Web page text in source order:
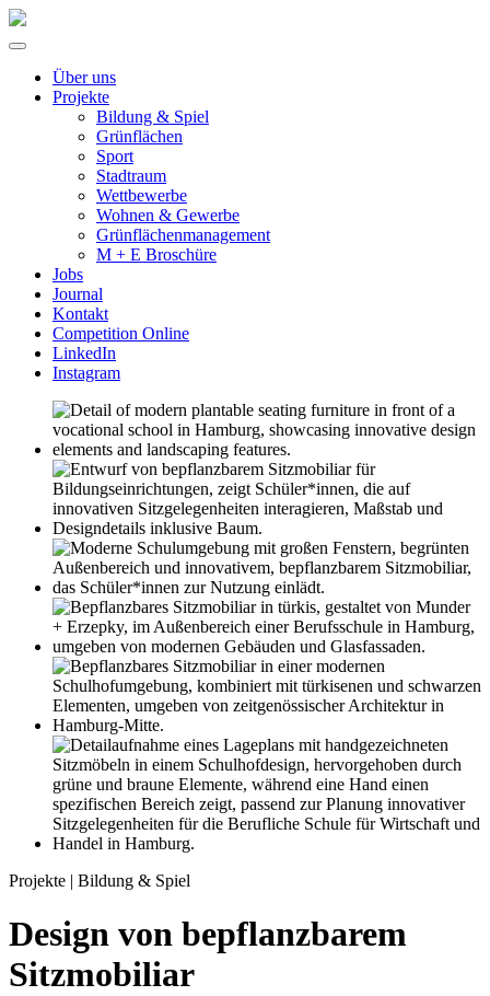
Über uns
Projekte
Bildung & Spiel
Grünflächen
Sport
Stadtraum
Wettbewerbe
Wohnen & Gewerbe
Grünflächenmanagement
M + E Broschüre
Jobs
Journal
Kontakt
Competition Online
LinkedIn
Instagram
Projekte | Bildung & Spiel
Design von bepflanzbarem
Sitzmobiliar